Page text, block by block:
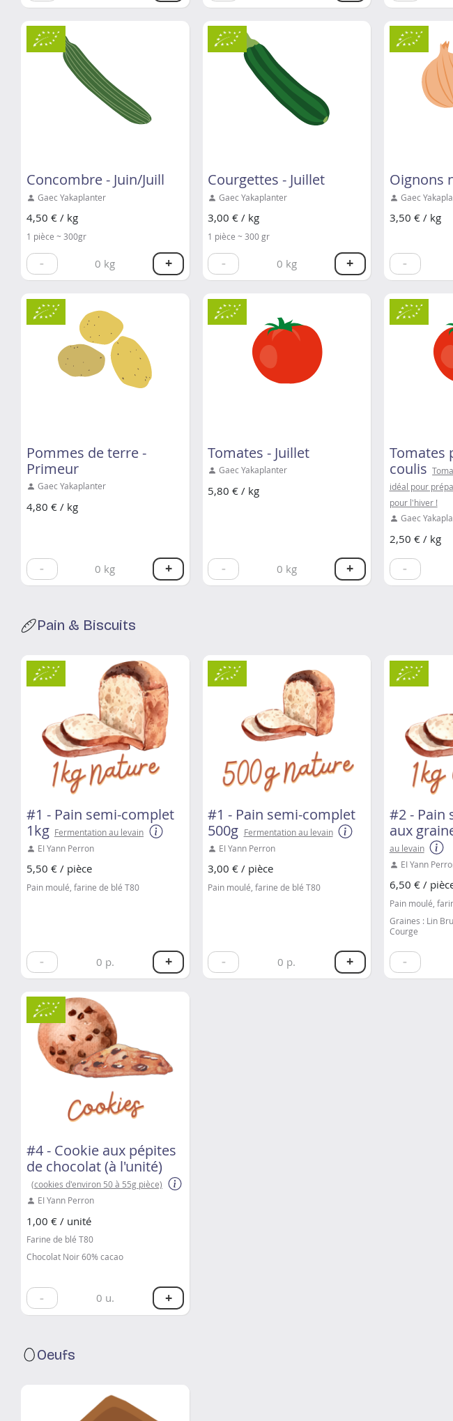
Concombre - Juin/Juill
Gaec Yakaplanter
4,50 € / kg
1 pièce ~ 300gr
- 0 kg +
Courgettes - Juillet
Gaec Yakaplanter
3,00 € / kg
1 pièce ~ 300 gr
- 0 kg +
Oignons
Gaec
3,50 € / kg
-
Pommes de terre -
Primeur
Gaec Yakaplanter
4,80 € / kg
- 0 kg +
Tomates - Juillet
Gaec Yakaplanter
5,80 € / kg
- 0 kg +
Tomates
coulis
idéal pour
pour l'hiver !
Gaec
2,50 € / kg
-
Pain & Biscuits
#1 - Pain semi-complet
1kg Fermentation au levain
EI Yann Perron
5,50 € / pièce
Pain moulé, farine de blé T80
- 0 p. +
#1 - Pain semi-complet
500g Fermentation au levain
EI Yann Perron
3,00 € / pièce
Pain moulé, farine de blé T80
- 0 p. +
#2 - Pain
aux
au levain
EI Yann
6,50 € /
Pain moulé,
Graines : Lin
Courge
-
#4 - Cookie aux pépites
de chocolat (à l'unité)
(cookies d'environ 50 à 55g pièce)
EI Yann Perron
1,00 € / unité
Farine de blé T80
Chocolat Noir 60% cacao
- 0 u. +
Oeufs